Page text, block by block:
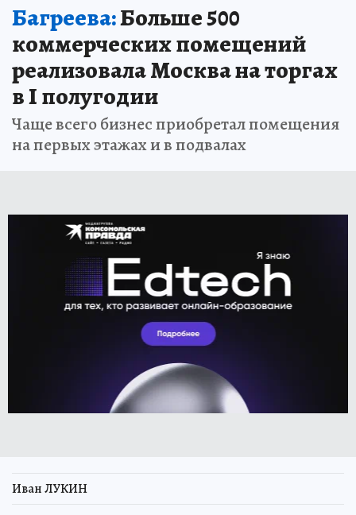
Багреева:Больше 500
коммерческих помещений
реализовала Москва на торгах
в I полугодии
Чаще всего бизнес приобретал помещения
на первых этажах и в подвалах
Иван ЛУКИН